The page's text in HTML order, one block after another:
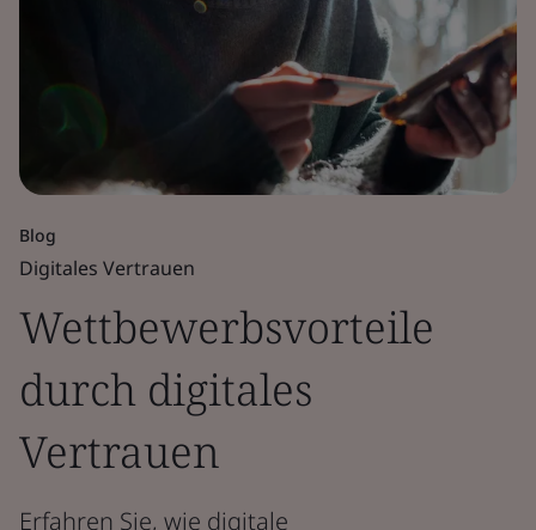
Blog
Digitales Vertrauen
Wettbewerbsvorteile
durch digitales
Vertrauen
Erfahren Sie, wie digitale